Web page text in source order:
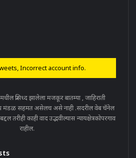
Incorrect account info.
प्रसिध्द झालेला मजकूर बातम्या , जाहिराती
मंडळ सहमत असेलच असे नाही .सदरील वेब चॅनेल
तरीही काही वाद उद्भवील्यास न्यायक्षेत्रकोपरगाव
राहील.